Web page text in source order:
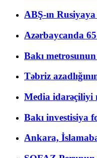
ABŞ-ın
Azərbaycanda
Bakı
Təbriz
Media idarəçiliyi
Bakı investisiya
Ankara,